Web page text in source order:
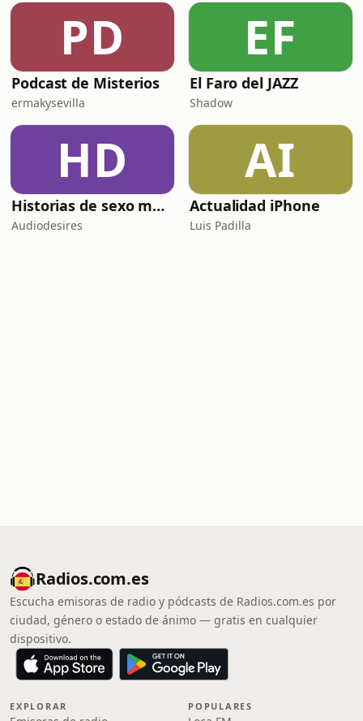
PD
Podcast de Misterios
ermakysevilla
EF
El Faro del JAZZ
Shadow
HD
Historias de sexo muy intensas y calientes
Audiodesires
AI
Actualidad iPhone
Luis Padilla
Radios.com.es
Escucha emisoras de radio y pódcasts de Radios.com.es por
ciudad, género o estado de ánimo — gratis en cualquier
dispositivo.
EXPLORAR POPULARES